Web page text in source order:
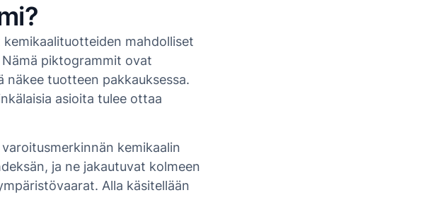
mahdolliset
piktogrammit ovat
tuotteen pakkauksessa.
asioita tulee ottaa
kemikaalin
ja ne jakautuvat kolmeen
Alla käsitellään